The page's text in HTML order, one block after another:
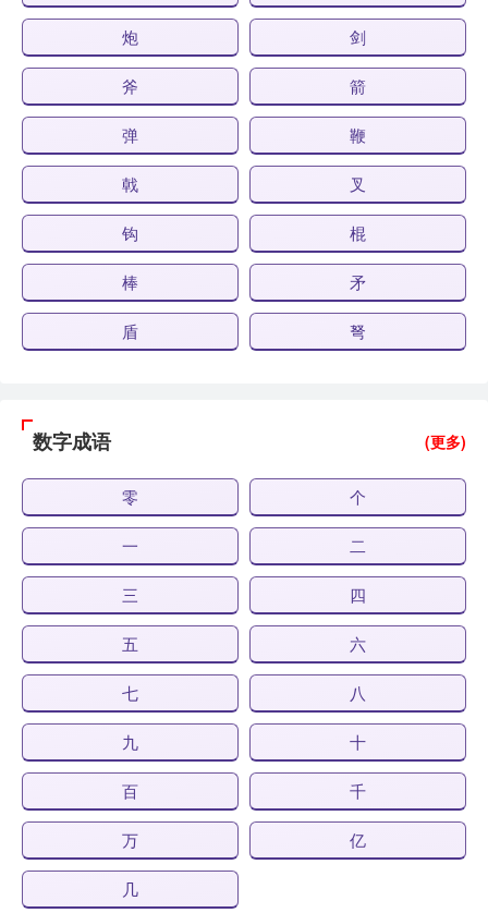
炮 剑
斧 箭
弹 鞭
戟 叉
钩 棍
棒 矛
盾 弩
数字成语 (更多)
零 个
一 二
三 四
五 六
七 八
九 十
百 千
万 亿
几